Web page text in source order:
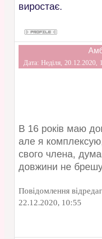
виростає.
Дата: Неділя, 20.12.2020,
В 16 років маю
але я
свого члена,
довжини не
Повідомлення
22.12.2020, 10:55